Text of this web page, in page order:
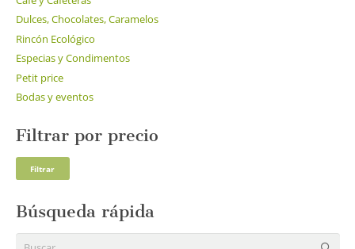
Dulces, Chocolates, Caramelos
Rincón Ecológico
Especias y Condimentos
Petit price
Bodas y eventos
Filtrar por precio
Filtrar
Búsqueda rápida
Buscar: